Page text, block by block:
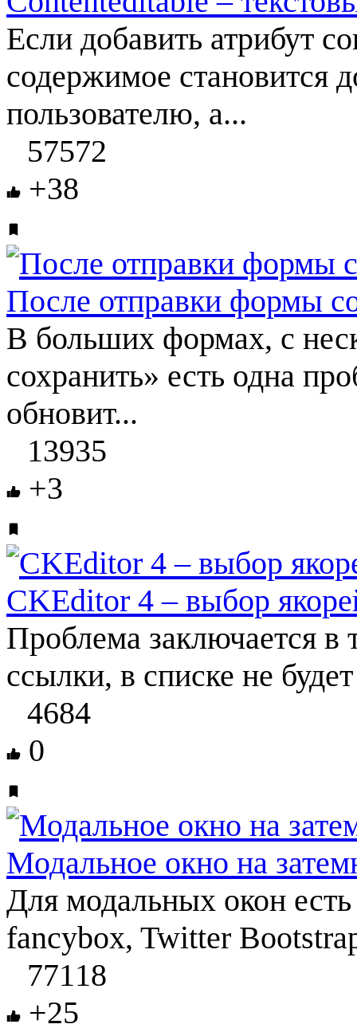
Если добавить атрибут
содержимое становится
пользователю, а...
57572
+38
После отправки формы
В больших формах, с
сохранить» есть одна
обновит...
13935
+3
CKEditor 4 – выбор
Проблема заключается в
ссылки, в списке не
4684
0
Модальное окно на
Для модальных окон
fancybox, Twitter
77118
+25